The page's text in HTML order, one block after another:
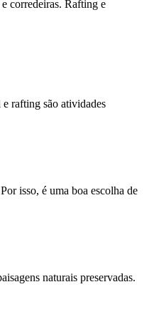
corredeiras. Rafting e
rafting são atividades
isso, é uma boa escolha de
naturais preservadas.